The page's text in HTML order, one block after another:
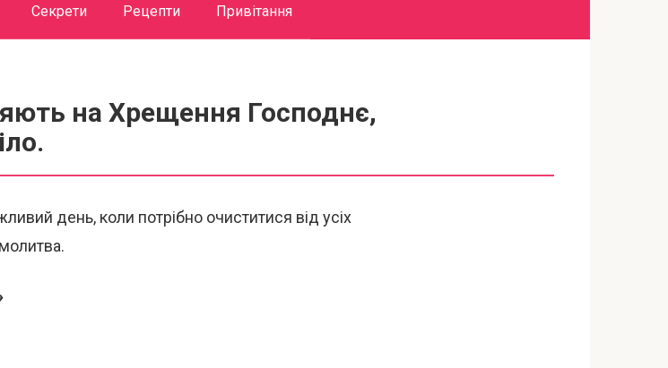
Секрети Рецепти Привітання
на Хрещення Господнє,
день, коли потрібно очиститися від усіх